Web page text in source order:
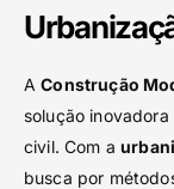
AConstrução
solução
civil. Com a
busca por